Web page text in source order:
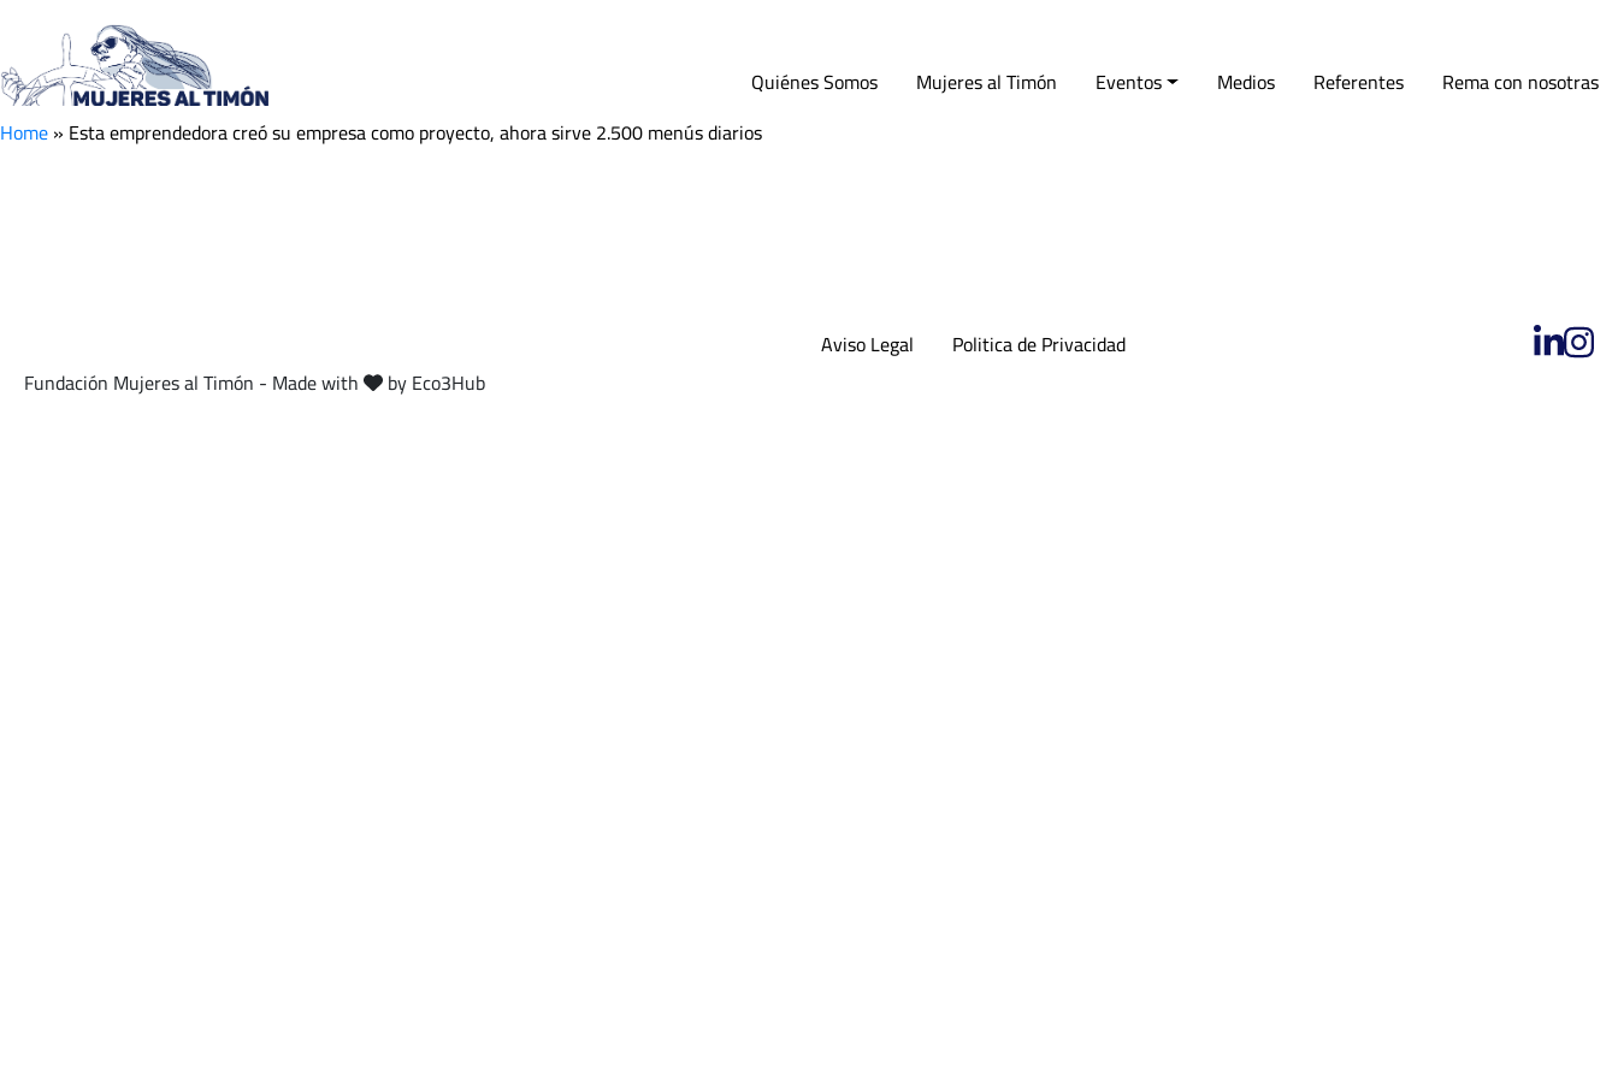
Quiénes Somos Mujeres al Timón Eventos Medios Referentes Rema con nosotras
Esta emprendedora creó su empresa como proyecto, ahora
sirve 2.500 menús diarios
Home» Esta emprendedora creó su empresa como proyecto, ahora sirve 2.500 menús diarios
Aviso Legal
Politica de Privacidad
Fundación Mujeres al Timón - Made with
by Eco3Hub